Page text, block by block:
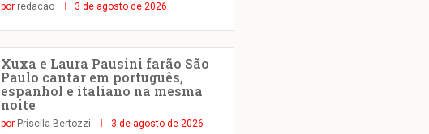
por redacao 3 de agosto de 2026
Xuxa e Laura Pausini farão São
Paulo cantar em português,
espanhol e italiano na mesma
noite
por Priscila Bertozzi 3 de agosto de 2026